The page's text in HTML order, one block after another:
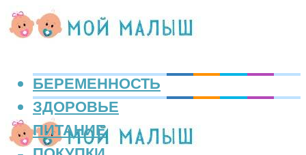
БЕРЕМЕННОСТЬ
ЗДОРОВЬЕ
ПИТАНИЕ